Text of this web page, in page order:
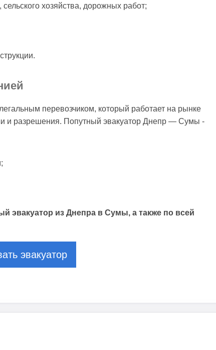
хозяйства, дорожных работ;
перевозчиком, который работает на рынке
и разрешения. Попутный эвакуатор Днепр — Сумы -
эвакуатор из Днепра в Сумы, а также по всей
эвакуатор